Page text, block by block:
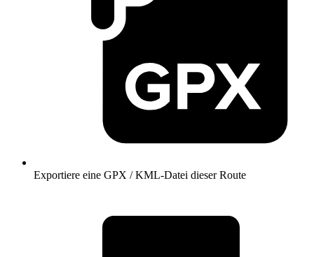
Exportiere eine GPX / KML-Datei dieser Route